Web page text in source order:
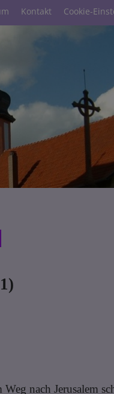
Kontakt Cookie-
nach Jerusalem